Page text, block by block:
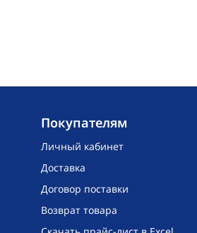
Покупателям
Личный кабинет
Доставка
Договор поставки
Возврат товара